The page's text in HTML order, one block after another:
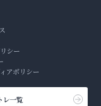
シー
アポリシー
レ一覧